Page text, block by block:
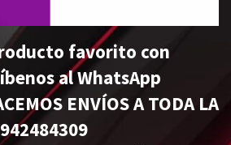
favorito con
al WhatsApp
A TODA LA